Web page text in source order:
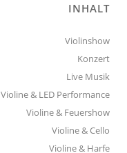
INHALT
Violinshow
Konzert
Live Musik
Violine & LED Performance
Violine & Feuershow
Violine & Cello
Violine & Harfe